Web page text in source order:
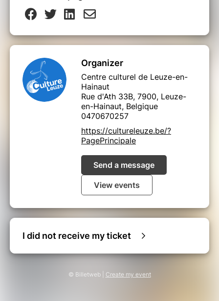
Organizer
Centre culturel de Leuze-en-
Hainaut
Rue d'Ath 33B, 7900, Leuze-
en-Hainaut, Belgique
0470670257
https://cultureleuze.be/?
PagePrincipale
Send a message
View events
I did not receive my ticket
© Billetweb | Create my event